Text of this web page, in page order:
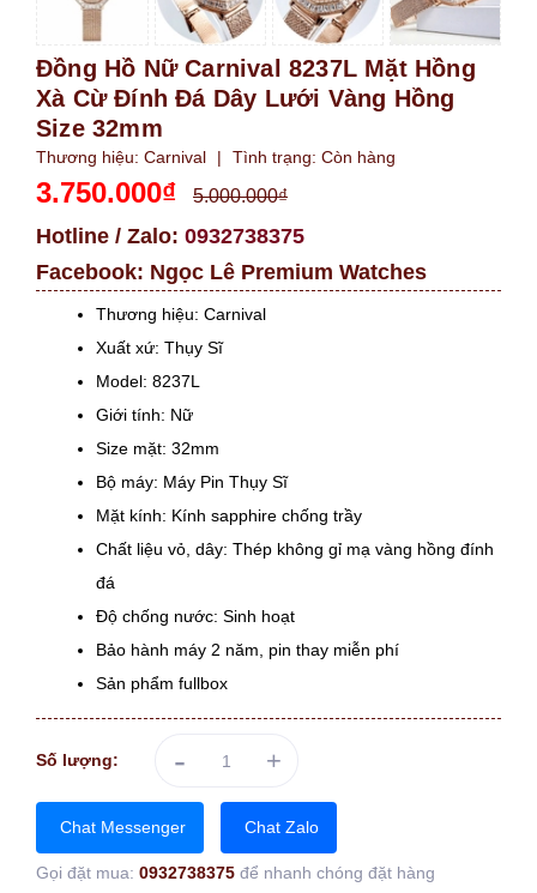
Đồng Hồ Nữ Carnival 8237L Mặt Hồng
Xà Cừ Đính Đá Dây Lưới Vàng Hồng
Size 32mm
Thương hiệu: Carnival | Tình trạng: Còn hàng
3.750.000₫ 5.000.000₫
Hotline / Zalo: 0932738375
Facebook: Ngọc Lê Premium Watches
Thương hiệu: Carnival
Xuất xứ: Thụy Sĩ
Model: 8237L
Giới tính: Nữ
Size mặt: 32mm
Bộ máy: Máy Pin Thụy Sĩ
Mặt kính: Kính sapphire chống trầy
Chất liệu vỏ, dây: Thép không gỉ mạ vàng hồng đính
đá
Độ chống nước: Sinh hoạt
Bảo hành máy 2 năm, pin thay miễn phí
Sản phẩm fullbox
Số lượng: - +
Chat Messenger Chat Zalo
Gọi đặt mua: 0932738375 để nhanh chóng đặt hàng